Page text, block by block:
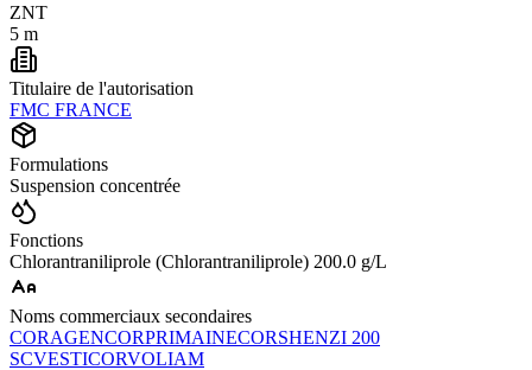
ZNT
5 m
Titulaire de l'autorisation
FMC FRANCE
Formulations
Suspension concentrée
Fonctions
Chlorantraniliprole (Chlorantraniliprole) 200.0 g/L
Noms commerciaux secondaires
CORAGENCORPRIMAINECORSHENZI 200
SCVESTICORVOLIAM